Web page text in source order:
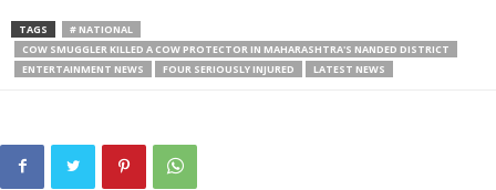
TAGS
# NATIONAL
COW SMUGGLER KILLED A COW PROTECTOR IN MAHARASHTRA'S NANDED DISTRICT
ENTERTAINMENT NEWS
FOUR SERIOUSLY INJURED LATEST NEWS